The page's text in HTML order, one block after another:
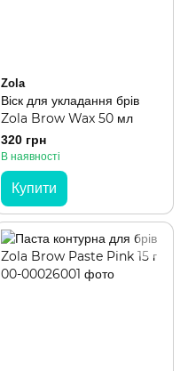
Zola
Віск для укладання брів
Zola Brow Wax 50 мл
320 грн
В наявності
Купити